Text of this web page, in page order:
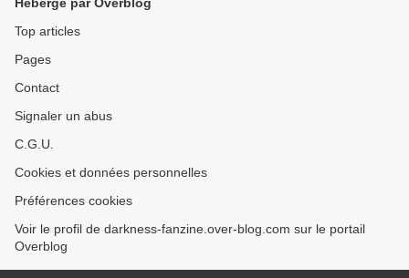
Top articles
Pages
Contact
Signaler un abus
C.G.U.
Cookies et données personnelles
Préférences cookies
Voir le profil de darkness-fanzine.over-blog.com sur le portail
Overblog